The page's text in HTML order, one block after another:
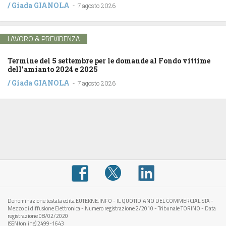
/Giada GIANOLA - 7 agosto 2026
LAVORO & PREVIDENZA
Termine del 5 settembre per le domande al Fondo vittime
dell’amianto 2024 e 2025
/Giada GIANOLA - 7 agosto 2026
Denominazione testata edita EUTEKNE.INFO - IL QUOTIDIANO DEL COMMERCIALISTA -
Mezzo di diffusione Elettronica - Numero registrazione 2/2010 - Tribunale TORINO - Data
registrazione 08/02/2020
ISSN (online) 2499-1643